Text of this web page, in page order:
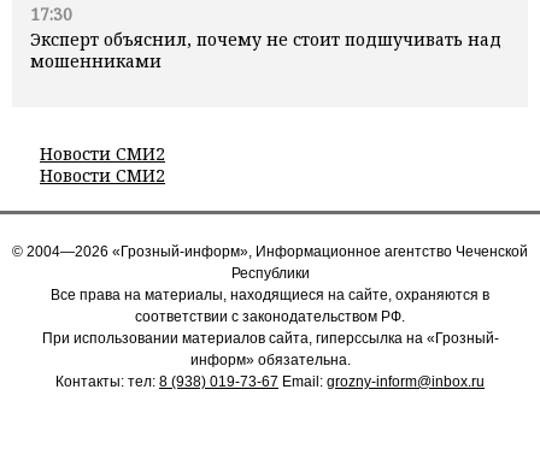
17:30
Эксперт объяснил, почему не стоит подшучивать над
мошенниками
Новости СМИ2
Новости СМИ2
© 2004—2026 «Грозный-информ», Информационное агентство Чеченской
Республики
Все права на материалы, находящиеся на сайте, охраняются в
соответствии с законодательством РФ.
При использовании материалов сайта, гиперссылка на «Грозный-
информ» обязательна.
Контакты: тел: 8 (938) 019-73-67 Email: grozny-inform@inbox.ru